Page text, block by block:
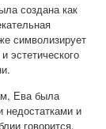
создана как
символизирует
эстетического
Ева была
недостатками и
говорится,